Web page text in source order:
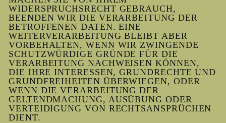
WIDERSPRUCHSRECHT GEBRAUCH,
BEENDEN WIR DIE VERARBEITUNG DER
BETROFFENEN DATEN. EINE
WEITERVERARBEITUNG BLEIBT ABER
VORBEHALTEN, WENN WIR ZWINGENDE
SCHUTZWÜRDIGE GRÜNDE FÜR DIE
VERARBEITUNG NACHWEISEN KÖNNEN,
DIE IHRE INTERESSEN, GRUNDRECHTE UND
GRUNDFREIHEITEN ÜBERWIEGEN, ODER
WENN DIE VERARBEITUNG DER
GELTENDMACHUNG, AUSÜBUNG ODER
VERTEIDIGUNG VON RECHTSANSPRÜCHEN
DIENT.